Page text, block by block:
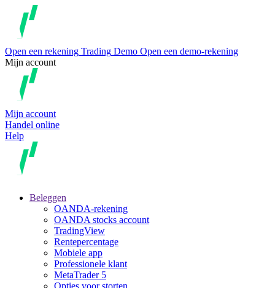
Open een rekening Trading Demo Open een demo-rekening
Mijn account
Mijn account
Handel online
Help
Beleggen
OANDA-rekening
OANDA stocks account
TradingView
Rentepercentage
Mobiele app
Professionele klant
MetaTrader 5
Opties voor storten